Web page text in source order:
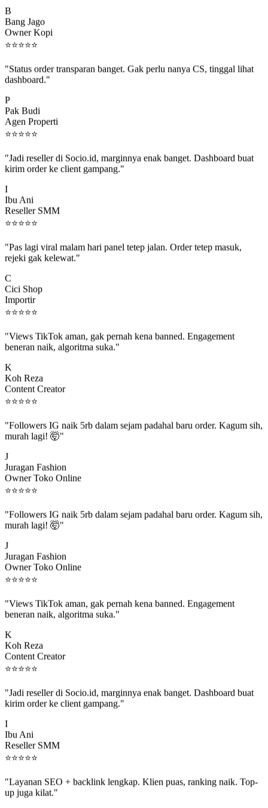
Bang Jago
Owner Kopi
⭐⭐⭐⭐⭐
dashboard."
Pak Budi
Agen Properti
⭐⭐⭐⭐⭐
kirim order ke client gampang."
Ibu Ani
Reseller SMM
⭐⭐⭐⭐⭐
rejeki gak kelewat."
Cici Shop
Importir
⭐⭐⭐⭐⭐
beneran naik, algoritma suka."
Koh Reza
Content Creator
⭐⭐⭐⭐⭐
murah lagi! 🤯"
Juragan Fashion
Owner Toko Online
⭐⭐⭐⭐⭐
murah lagi! 🤯"
Juragan Fashion
Owner Toko Online
⭐⭐⭐⭐⭐
beneran naik, algoritma suka."
Koh Reza
Content Creator
⭐⭐⭐⭐⭐
kirim order ke client gampang."
Ibu Ani
Reseller SMM
⭐⭐⭐⭐⭐
up juga kilat."